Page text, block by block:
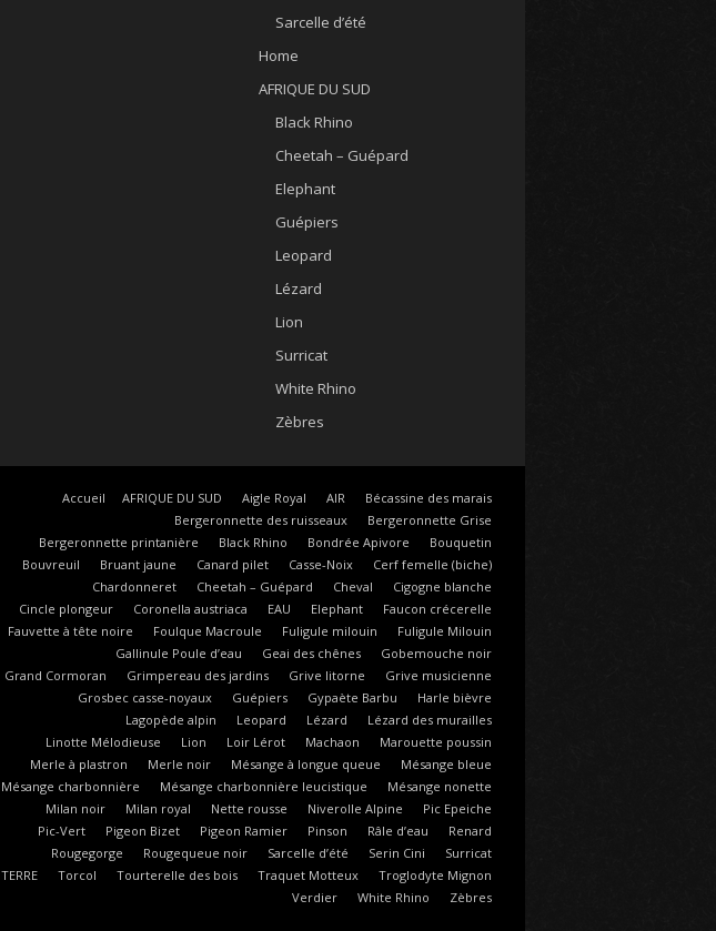
Sarcelle d’été
Home
AFRIQUE DU SUD
Black Rhino
Cheetah – Guépard
Elephant
Guépiers
Leopard
Lézard
Lion
Surricat
White Rhino
Zèbres
Accueil AFRIQUE DU SUD Aigle Royal AIR
Bécassine des marais
Bergeronnette des ruisseaux
Bergeronnette Grise
Bergeronnette printanière
Black Rhino Bondrée Apivore
Bouquetin
Bouvreuil
Bruant jaune Canard pilet Casse-Noix
Cerf femelle (biche)
Chardonneret
Cheetah – Guépard Cheval
Cigogne blanche
Cincle plongeur
Coronella austriaca EAU Elephant
Faucon crécerelle
Fauvette à tête noire
Foulque Macroule Fuligule milouin
Fuligule Milouin
Gallinule Poule d’eau
Geai des chênes
Gobemouche noir
Grand Cormoran
Grimpereau des jardins Grive litorne
Grive musicienne
Grosbec casse-noyaux
Guépiers Gypaète Barbu
Harle bièvre
Lagopède alpin
Leopard Lézard
Lézard des murailles
Linotte Mélodieuse
Lion Loir Lérot Machaon
Marouette poussin
Merle à plastron
Merle noir Mésange à longue queue
Mésange bleue
Mésange charbonnière
Mésange charbonnière leucistique
Mésange nonette
Milan noir
Milan royal Nette rousse Niverolle Alpine
Pic Epeiche
Pic-Vert
Pigeon Bizet Pigeon Ramier Pinson Râle d’eau
Renard
Rougegorge
Rougequeue noir Sarcelle d’été Serin Cini
Surricat
TERRE
Torcol Tourterelle des bois Traquet Motteux
Troglodyte Mignon
Verdier
White Rhino Zèbres